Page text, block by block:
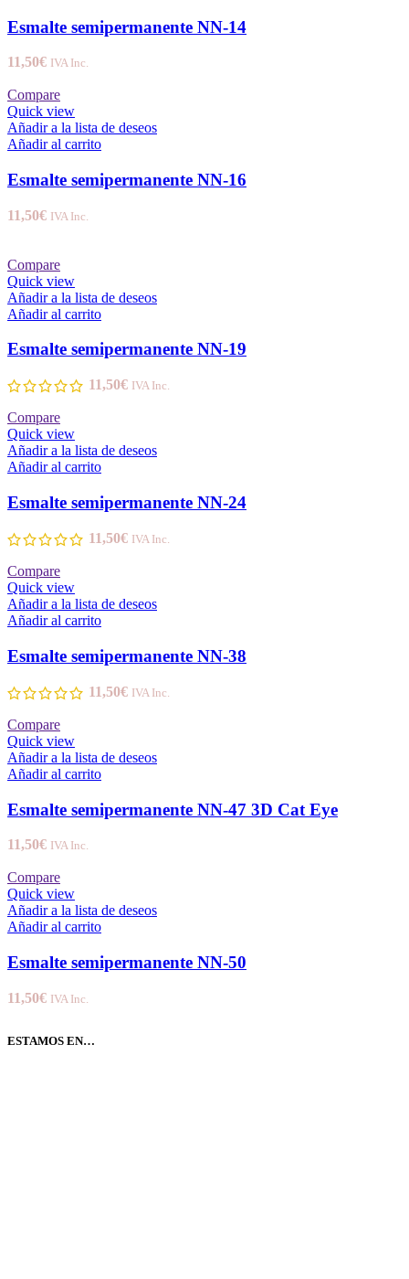
Esmalte semipermanente NN-14
11,50€ IVA Inc.
Compare
Quick view
Añadir a la lista de deseos
Añadir al carrito
Esmalte semipermanente NN-16
11,50€ IVA Inc.
Compare
Quick view
Añadir a la lista de deseos
Añadir al carrito
Esmalte semipermanente NN-19
11,50€ IVA Inc.
Compare
Quick view
Añadir a la lista de deseos
Añadir al carrito
Esmalte semipermanente NN-24
11,50€ IVA Inc.
Compare
Quick view
Añadir a la lista de deseos
Añadir al carrito
Esmalte semipermanente NN-38
11,50€ IVA Inc.
Compare
Quick view
Añadir a la lista de deseos
Añadir al carrito
Esmalte semipermanente NN-47 3D Cat Eye
11,50€ IVA Inc.
Compare
Quick view
Añadir a la lista de deseos
Añadir al carrito
Esmalte semipermanente NN-50
11,50€ IVA Inc.
ESTAMOS EN…